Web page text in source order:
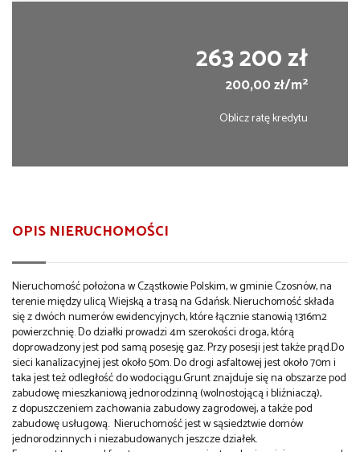
263 200 zł
200,00 zł/m2
Oblicz ratę kredytu
OPIS NIERUCHOMOŚCI
Nieruchomość położona w Cząstkowie Polskim, w gminie Czosnów, na
terenie między ulicą Wiejską a trasą na Gdańsk. Nieruchomość składa
się z dwóch numerów ewidencyjnych, które łącznie stanowią 1316m2
powierzchnię. Do działki prowadzi 4m szerokości droga, którą
doprowadzony jest pod samą posesję gaz. Przy posesji jest także prąd.Do
sieci kanalizacyjnej jest około 50m. Do drogi asfaltowej jest około 70m i
taka jest też odległość do wodociągu.Grunt znajduje się na obszarze pod
zabudowę mieszkaniową jednorodzinną (wolnostojącą i bliźniaczą),
z dopuszczeniem zachowania zabudowy zagrodowej, a także pod
zabudowę usługową. Nieruchomość jest w sąsiedztwie domów
jednorodzinnych i niezabudowanych jeszcze działek.